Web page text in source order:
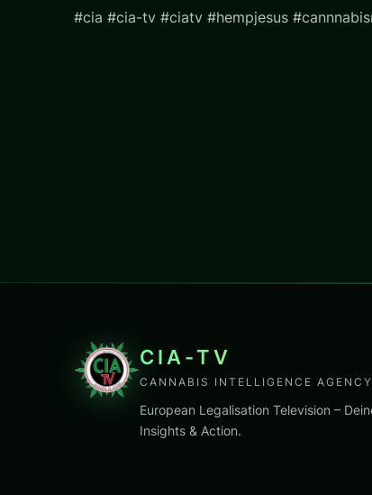
#cia #cia-tv #ciatv #hempjesus
CIA-TV
CANNABIS INTELLIGENCE AGENCY
European Legalisation Television –
Insights & Action.